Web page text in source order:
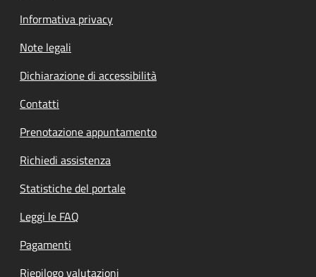
Informativa privacy
Note legali
Dichiarazione di accessibilità
Contatti
Prenotazione appuntamento
Richiedi assistenza
Statistiche del portale
Leggi le FAQ
Pagamenti
Riepilogo valutazioni